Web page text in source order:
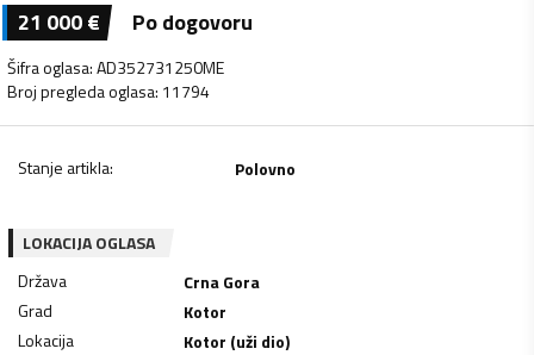
21 000€ Po dogovoru
Šifra oglasa:AD352731250ME
Broj pregleda oglasa: 11794
Stanje artikla: Polovno
LOKACIJA OGLASA
Država
Crna Gora
Grad
Kotor
Lokacija
Kotor (uži dio)